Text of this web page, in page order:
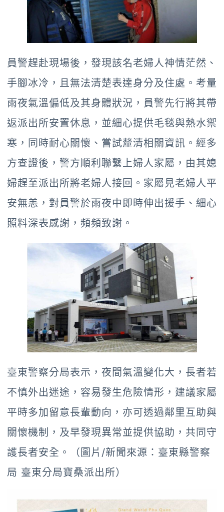
員警趕赴現場後，發現該名老婦人神情茫然、
手腳冰冷，且無法清楚表達身分及住處。考量
雨夜氣溫偏低及其身體狀況，員警先行將其帶
返派出所安置休息，並細心提供毛毯與熱水禦
寒，同時耐心關懷、嘗試釐清相關資訊。經多
方查證後，警方順利聯繫上婦人家屬，由其媳
婦趕至派出所將老婦人接回。家屬見老婦人平
安無恙，對員警於雨夜中即時伸出援手、細心
照料深表感謝，頻頻致謝。
臺東警察分局表示，夜間氣溫變化大，長者若
不慎外出迷途，容易發生危險情形，建議家屬
平時多加留意長輩動向，亦可透過鄰里互助與
關懷機制，及早發現異常並提供協助，共同守
護長者安全。（圖片/新聞來源：臺東縣警察
局 臺東分局寶桑派出所）